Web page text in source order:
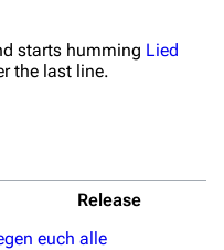
starts humming Lied
the last line.
Release
euch alle